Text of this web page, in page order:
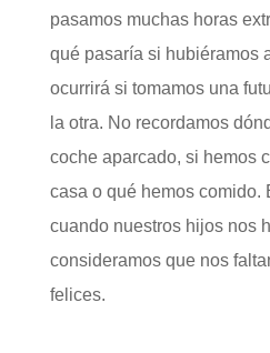
pasamos muchas horas
qué pasaría si hubiéramos
ocurrirá si tomamos una
la otra. No recordamos
coche aparcado, si hemos
casa o qué hemos comido.
cuando nuestros hijos nos
consideramos que nos
felices.